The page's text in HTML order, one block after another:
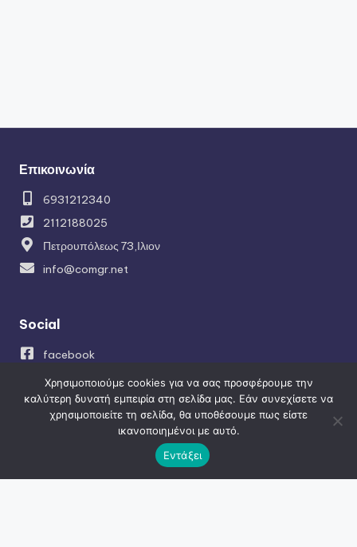
Επικοινωνία
6931212340
2112188025
Πετρουπόλεως 73,Ιλιον
info@comgr.net
Social
facebook
instagram
Κατασκευή ιστοσελίδων
Χρησιμοποιούμε cookies για να σας προσφέρουμε την
καλύτερη δυνατή εμπειρία στη σελίδα μας. Εάν συνεχίσετε να
χρησιμοποιείτε τη σελίδα, θα υποθέσουμε πως είστε
ικανοποιημένοι με αυτό.
Εντάξει